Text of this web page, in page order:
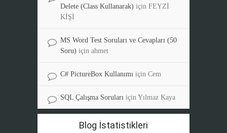
Delete (Class Kullanarak) için FEYZİ
KİŞİ
MS Word Test Soruları ve Cevapları (50
Soru) için ahmet
C# PictureBox Kullanımı için Cem
SQL Çalışma Soruları için Yılmaz Kaya
Blog İstatistikleri